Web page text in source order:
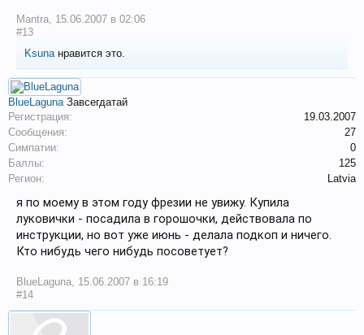
Mantra 15.06.2007 в 02:06
#13
Ksuna нравится это.
BlueLaguna Завсегдатай
Регистрация:
19.03.2007
Сообщения:
27
Симпатии:
0
Баллы:
125
Регион:
Latvia
я по моему в этом году фрезии не увижу. Купила
луковички - посадила в горошочки, действовала по
инструкции, но вот уже июнь - делала подкоп и ничего.
Кто нибудь чего нибудь посоветует?
BlueLaguna 15.06.2007 в 16:19
#14